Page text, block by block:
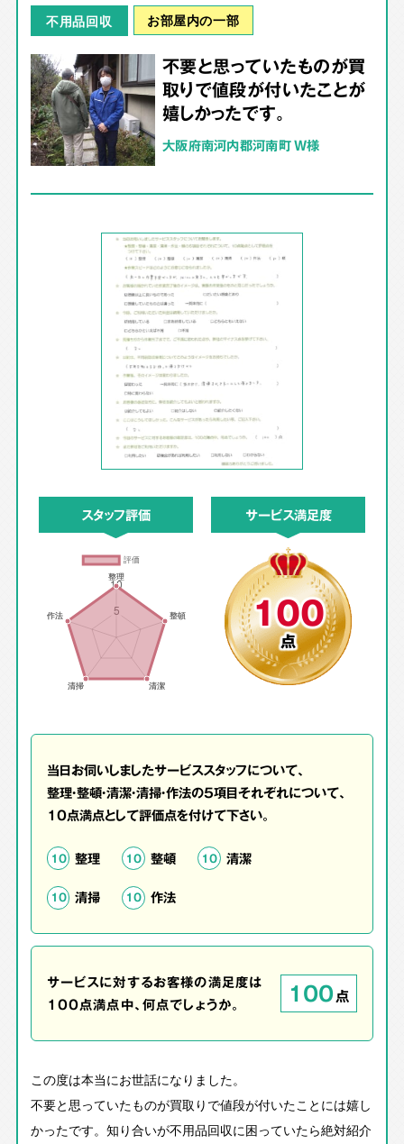
不用品回収 お部屋内の一部
不要と思っていたものが買
取りで値段が付いたことが
嬉しかったです。
大阪府南河内郡河南町 W様
スタッフ評価 サービス満足度
100
点
当日お伺いしましたサービススタッフについて、
整理・整頓・清潔・清掃・作法の5項目それぞれについて、
10点満点として評価点を付けて下さい。
10 整理 10 整頓 10 清潔
10 清掃 10 作法
サービスに対するお客様の満足度は
100点満点中、何点でしょうか。
100点
この度は本当にお世話になりました。
不要と思っていたものが買取りで値段が付いたことには嬉し
かったです。知り合いが不用品回収に困っていたら絶対紹介